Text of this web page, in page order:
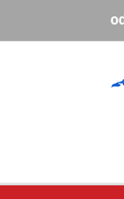
περιεχόμενο